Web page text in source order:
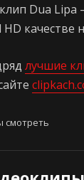
Dua Lipa
качестве
лучшие
смотреть